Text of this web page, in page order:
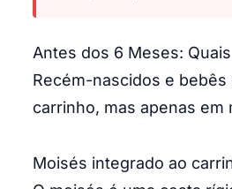
Antes dos 6 Meses:
Recém-nascidos e
carrinho, mas apenas
Moisés integrado ao